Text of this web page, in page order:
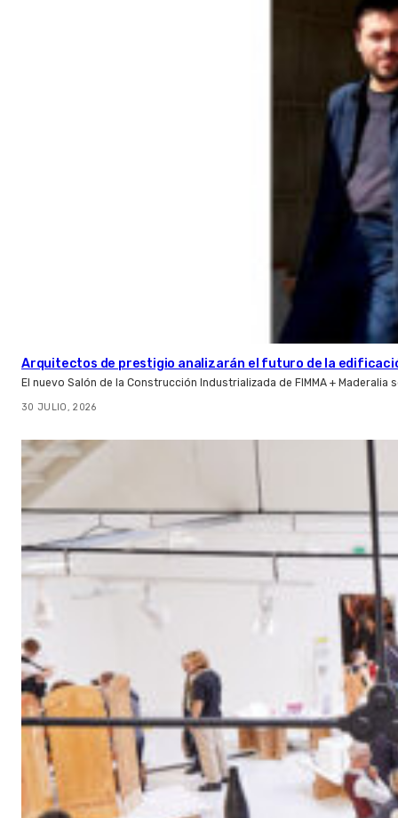
Arquitectos de prestigio analizarán el futuro de la
El nuevo Salón de la Construcción Industrializada de FIMMA +
30 JULIO, 2026